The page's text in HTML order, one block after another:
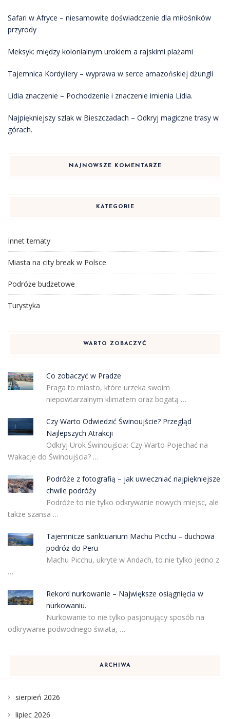
Safari w Afryce – niesamowite doświadczenie dla miłośników
przyrody
Meksyk: między kolonialnym urokiem a rajskimi plażami
Tajemnica Kordyliery – wyprawa w serce amazońskiej dżungli
Lidia znaczenie – Pochodzenie i znaczenie imienia Lidia.
Najpiękniejszy szlak w Bieszczadach – Odkryj magiczne trasy w
górach.
NAJNOWSZE KOMENTARZE
KATEGORIE
Innet tematy
Miasta na city break w Polsce
Podróże budżetowe
Turystyka
WARTO ZOBACZYĆ
Co zobaczyć w Pradze
Praga to miasto, które urzeka swoim
niepowtarzalnym klimatem oraz bogatą …
Czy Warto Odwiedzić Świnoujście? Przegląd
Najlepszych Atrakcji
Odkryj Urok Świnoujścia: Czy Warto Pojechać na
Wakacje do Świnoujścia? …
Podróże z fotografią – jak uwieczniać najpiękniejsze
chwile podróży
Podróże to nie tylko odkrywanie nowych miejsc, ale
także szansa …
Tajemnicze sanktuarium Machu Picchu – duchowa
podróż do Peru
Machu Picchu, ukryte w Andach, to nie tylko jedno z
…
Rekord nurkowanie – Największe osiągnięcia w
nurkowaniu.
Nurkowanie to nie tylko pasjonujący sposób na
odkrywanie podwodnego świata, …
ARCHIWA
sierpień 2026
lipiec 2026